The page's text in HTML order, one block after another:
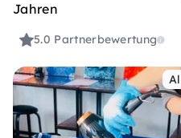
Jahren
5.0 Partnerbewertung